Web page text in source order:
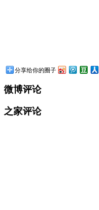
分享给你的圈子
微博评论
之家评论